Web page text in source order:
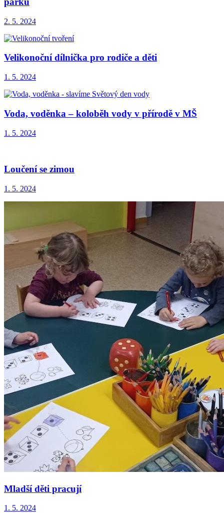
2. 5. 2024
Velikonoční dílnička pro rodiče a děti
1. 5. 2024
Voda, voděnka – koloběh vody v přírodě v MŠ
1. 5. 2024
Loučení se zimou
1. 5. 2024
Mladší děti pracují
1. 5. 2024